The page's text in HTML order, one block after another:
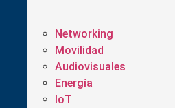
Networking
Movilidad
Audiovisuales
Energía
IoT